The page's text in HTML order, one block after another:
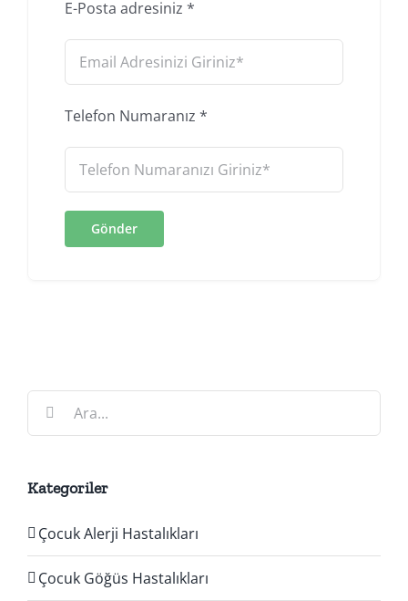
E-Posta adresiniz *
Telefon Numaranız *
Ara:
Kategoriler
Çocuk Alerji Hastalıkları
Çocuk Göğüs Hastalıkları